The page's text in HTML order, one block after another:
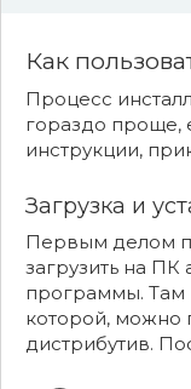
Как
Процесс
гораздо проще,
инструкции,
Загрузка и
Первым делом
загрузить на ПК
программы. Там
которой, можно
дистрибутив.